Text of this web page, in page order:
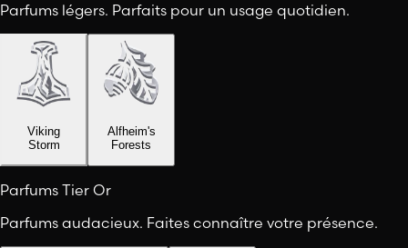
Parfums légers. Parfaits pour un usage quotidien.
Viking
Storm
Alfheim's
Forests
Parfums Tier Or
Parfums audacieux. Faites connaître votre présence.